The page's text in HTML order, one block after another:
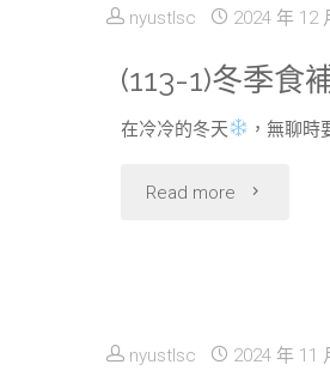
清
明
連
nyustlsc 2024 年 12
(113-1)冬季食
在冷冷的冬天 ，無聊
Read more
冬
nyustlsc 2024 年 11